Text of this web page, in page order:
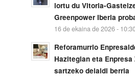
lortu du Vitoria-
Greenpower Iberia
16 de ekaina de 2026 -
Reforamurrio
Hazitegian eta Enpresa
sartzeko deialdi berria